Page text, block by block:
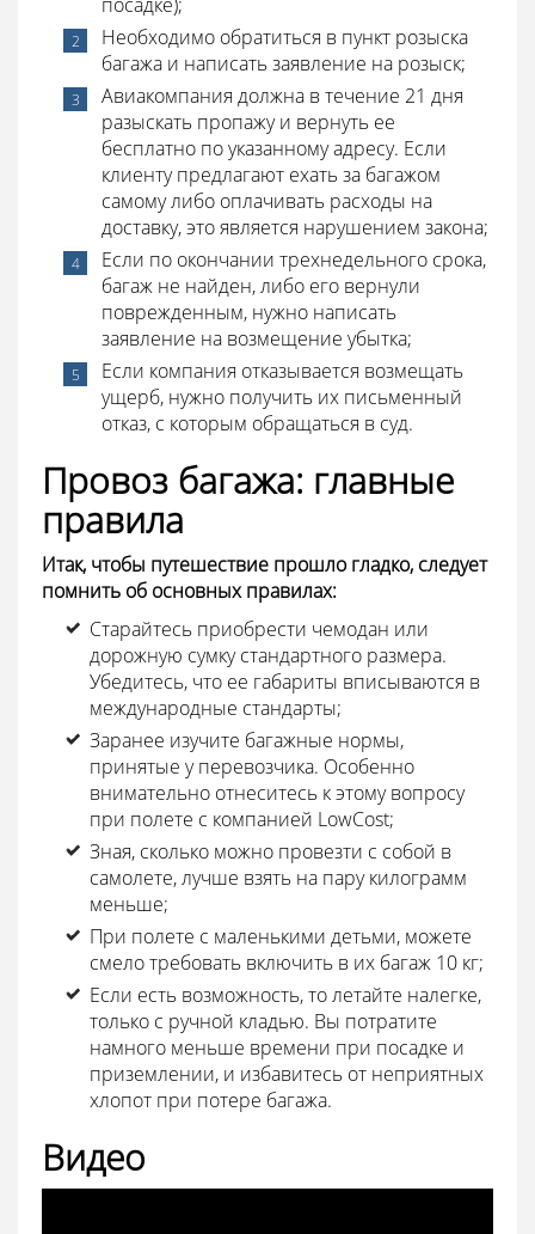
Необходимо обратиться в пункт розыска
багажа и написать заявление на розыск;
Авиакомпания должна в течение 21 дня
разыскать пропажу и вернуть ее
бесплатно по указанному адресу. Если
клиенту предлагают ехать за багажом
самому либо оплачивать расходы на
доставку, это является нарушением закона;
Если по окончании трехнедельного срока,
багаж не найден, либо его вернули
поврежденным, нужно написать
заявление на возмещение убытка;
Если компания отказывается возмещать
ущерб, нужно получить их письменный
отказ, с которым обращаться в суд.
Провоз багажа: главные
правила
Итак, чтобы путешествие прошло гладко, следует
помнить об основных правилах:
Старайтесь приобрести чемодан или
дорожную сумку стандартного размера.
Убедитесь, что ее габариты вписываются в
международные стандарты;
Заранее изучите багажные нормы,
принятые у перевозчика. Особенно
внимательно отнеситесь к этому вопросу
при полете с компанией LowCost;
Зная, сколько можно провезти с собой в
самолете, лучше взять на пару килограмм
меньше;
При полете с маленькими детьми, можете
смело требовать включить в их багаж 10 кг;
Если есть возможность, то летайте налегке,
только с ручной кладью. Вы потратите
намного меньше времени при посадке и
приземлении, и избавитесь от неприятных
хлопот при потере багажа.
Видео